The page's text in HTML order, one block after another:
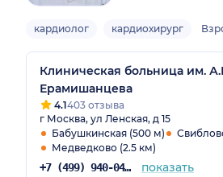
кардиолог кардиохирург
Клиническая больница им.
Ерамишанцева
4.1403 отзыва
г Москва, ул Ленская, д 15
Бабушкинская (500 м)
Медведково (2.5 км)
+7 (499) 940-04-30 показать